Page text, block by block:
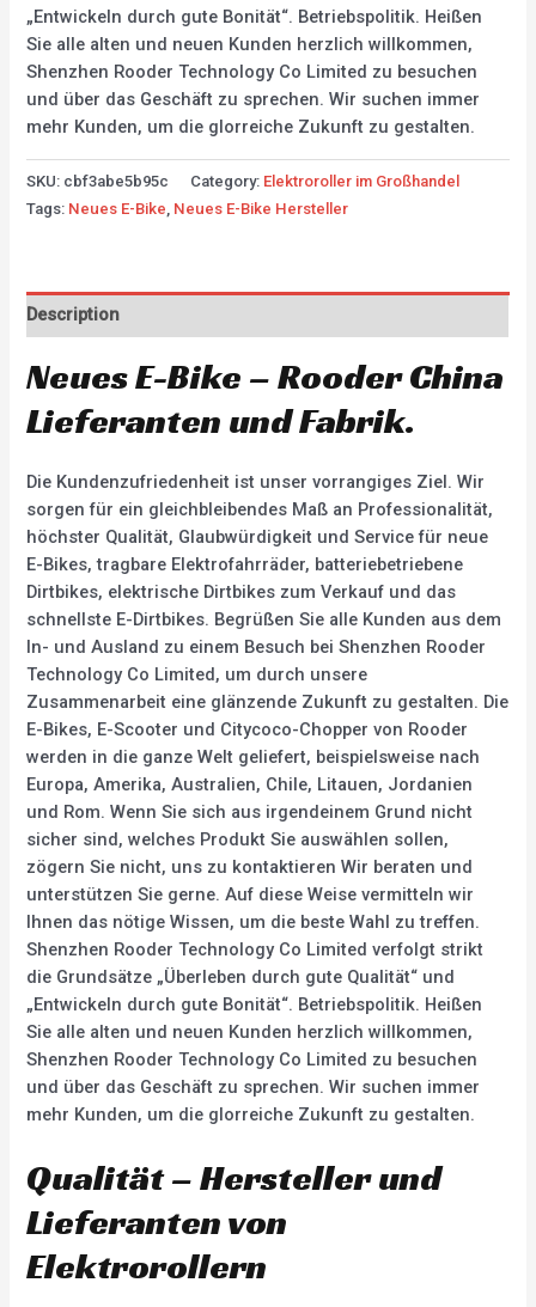
„Entwickeln durch gute Bonität“. Betriebspolitik. Heißen
Sie alle alten und neuen Kunden herzlich willkommen,
Shenzhen Rooder Technology Co Limited zu besuchen
und über das Geschäft zu sprechen. Wir suchen immer
mehr Kunden, um die glorreiche Zukunft zu gestalten.
SKU: cbf3abe5b95c Category: Elektroroller im Großhandel
Tags: Neues E-Bike, Neues E-Bike Hersteller
Description
Neues E-Bike – Rooder China
Lieferanten und Fabrik.
Die Kundenzufriedenheit ist unser vorrangiges Ziel. Wir
sorgen für ein gleichbleibendes Maß an Professionalität,
höchster Qualität, Glaubwürdigkeit und Service für neue
E-Bikes, tragbare Elektrofahrräder, batteriebetriebene
Dirtbikes, elektrische Dirtbikes zum Verkauf und das
schnellste E-Dirtbikes. Begrüßen Sie alle Kunden aus dem
In- und Ausland zu einem Besuch bei Shenzhen Rooder
Technology Co Limited, um durch unsere
Zusammenarbeit eine glänzende Zukunft zu gestalten. Die
E-Bikes, E-Scooter und Citycoco-Chopper von Rooder
werden in die ganze Welt geliefert, beispielsweise nach
Europa, Amerika, Australien, Chile, Litauen, Jordanien
und Rom. Wenn Sie sich aus irgendeinem Grund nicht
sicher sind, welches Produkt Sie auswählen sollen,
zögern Sie nicht, uns zu kontaktieren Wir beraten und
unterstützen Sie gerne. Auf diese Weise vermitteln wir
Ihnen das nötige Wissen, um die beste Wahl zu treffen.
Shenzhen Rooder Technology Co Limited verfolgt strikt
die Grundsätze „Überleben durch gute Qualität“ und
„Entwickeln durch gute Bonität“. Betriebspolitik. Heißen
Sie alle alten und neuen Kunden herzlich willkommen,
Shenzhen Rooder Technology Co Limited zu besuchen
und über das Geschäft zu sprechen. Wir suchen immer
mehr Kunden, um die glorreiche Zukunft zu gestalten.
Qualität – Hersteller und
Lieferanten von
Elektrorollern